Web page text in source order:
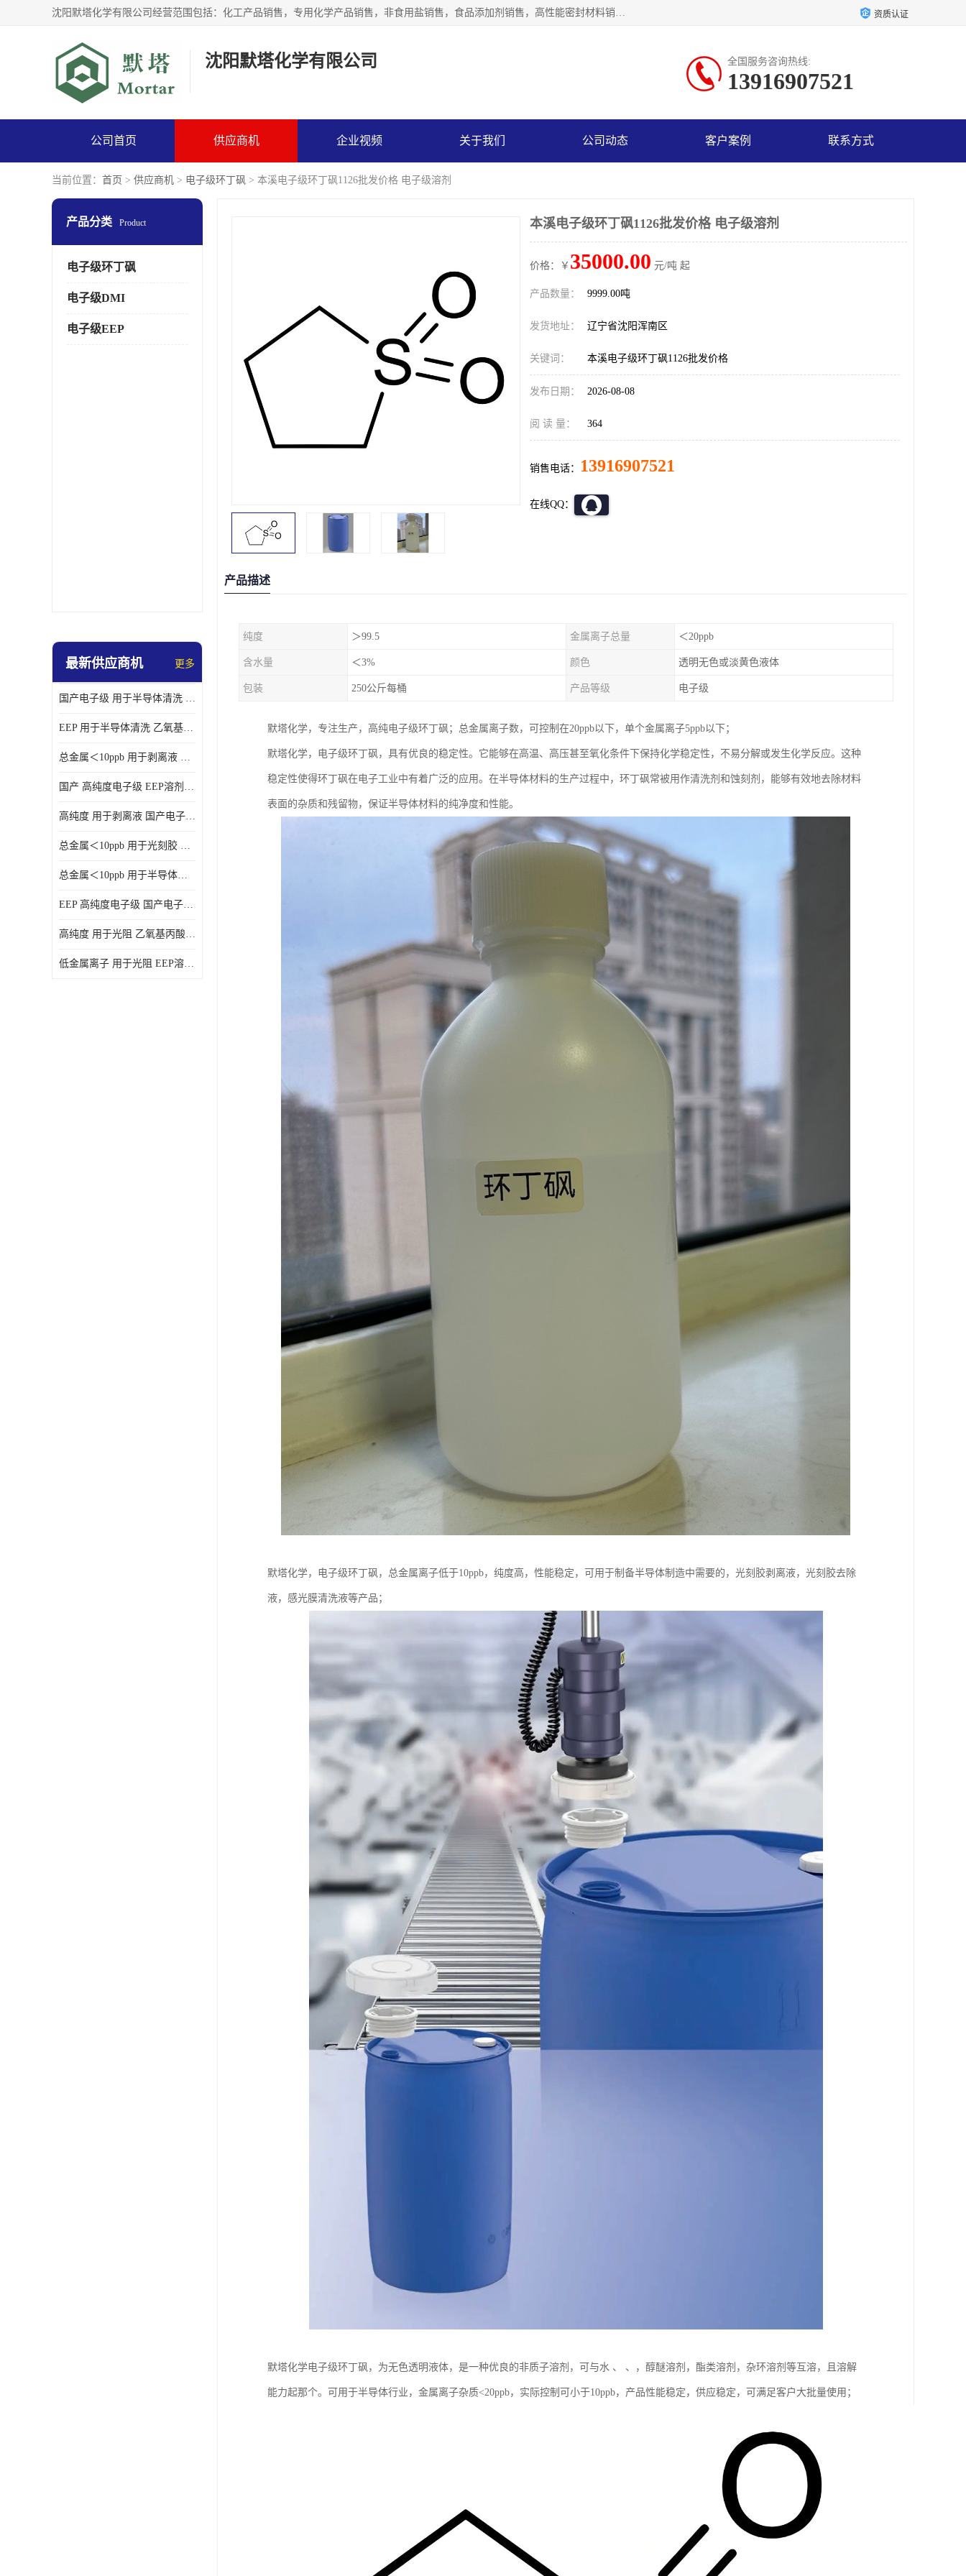
沈阳默塔化学有限公司经营范围包括：化工产品销售，专用化学产品销售，非食用盐销售，食品添加剂销售，高性能密封材料销售，涂料销售，合成材料销售，工程塑料及合成树脂销售等；主要产品有高纯电子级环丁砜，总金属离子可控制在ppb级别、纯度高、颜色浅、耐高温分解时间长，特别适合于半导体制造，硅片晶圆制造，清洗湿电子化学品，锂电池电解液，电子油墨，特种材料等高端行业；也适用于医药合成。 资质认证
沈阳默塔化学有限公司 全国服务咨询热线:
13916907521
公司首页 供应商机 企业视频 关于我们 公司动态 客户案例 联系方式
当前位置： 首页 > 供应商机 > 电子级环丁砜 > 本溪电子级环丁砜1126批发价格 电子级溶剂
产品分类 Product
电子级环丁砜
电子级DMI
电子级EEP
最新供应商机 更多
国产电子级 用于半导体清洗 EEP溶剂电子级
EEP 用于半导体清洗 乙氧基丙酸乙酯电子级
总金属＜10ppb 用于剥离液 电子级EEP
国产 高纯度电子级 EEP溶剂电子级
高纯度 用于剥离液 国产电子级EEP
总金属＜10ppb 用于光刻胶 电子级EEP溶剂
总金属＜10ppb 用于半导体清洗 3-乙氧基丙酸乙酯电子级
EEP 高纯度电子级 国产电子级EEP
高纯度 用于光阻 乙氧基丙酸乙酯电子级
低金属离子 用于光阻 EEP溶剂电子级
本溪电子级环丁砜1126批发价格 电子级溶剂
价格：￥ 35000.00 元/吨 起
产品数量： 9999.00吨
发货地址： 辽宁省沈阳浑南区
关键词： 本溪电子级环丁砜1126批发价格
发布日期： 2026-08-08
阅 读 量： 364
销售电话： 13916907521
在线QQ：
产品描述
纯度 ＞99.5 金属离子总量 ＜20ppb
含水量 ＜3% 颜色 透明无色或淡黄色液体
包装 250公斤每桶 产品等级 电子级
默塔化学，专注生产，高纯电子级环丁砜；总金属离子数，可控制在20ppb以下，单个金属离子5ppb以下；
默塔化学，电子级环丁砜，具有优良的稳定性。它能够在高温、高压甚至氧化条件下保持化学稳定性，不易分解或发生化学反应。这种
稳定性使得环丁砜在电子工业中有着广泛的应用。在半导体材料的生产过程中，环丁砜常被用作清洗剂和蚀刻剂，能够有效地去除材料
表面的杂质和残留物，保证半导体材料的纯净度和性能。
默塔化学，电子级环丁砜，总金属离子低于10ppb，纯度高，性能稳定，可用于制备半导体制造中需要的，光刻胶剥离液，光刻胶去除
液，感光膜清洗液等产品；
默塔化学电子级环丁砜，为无色透明液体，是一种优良的非质子溶剂，可与水 、 、，醇醚溶剂，酯类溶剂，杂环溶剂等互溶，且溶解
能力起那个。可用于半导体行业，金属离子杂质<20ppb，实际控制可小于10ppb，产品性能稳定，供应稳定，可满足客户大批量使用；